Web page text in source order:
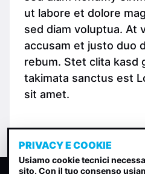
ut labore et dolore
sed diam voluptua. At
accusam et justo duo
rebum. Stet clita kasd
takimata sanctus est
sit amet.
PRIVACY E COOKIE
Usiamo cookie tecnici
sito. Con il tuo consenso